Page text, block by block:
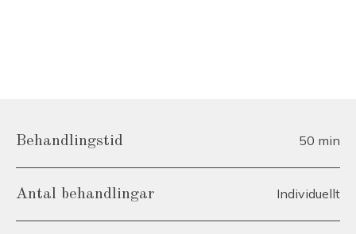
Behandlingstid 50 min
Antal behandlingar Individuellt